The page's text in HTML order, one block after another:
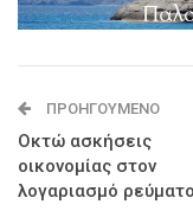
ΠΡΟΗΓΟΎΜΕΝΟ
Οκτώ ασκήσεις
οικονομίας στον
λογαριασμό